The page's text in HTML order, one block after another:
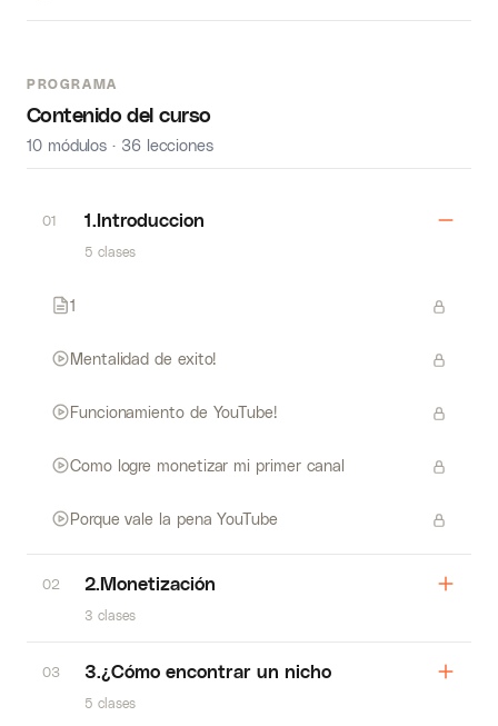
PROGRAMA
Contenido del curso
10 módulos · 36 lecciones
01 1.Introduccion
5 clases
1
Mentalidad de exito!
Funcionamiento de YouTube!
Como logre monetizar mi primer canal
Porque vale la pena YouTube
02 2.Monetización
3 clases
03 3.¿Cómo encontrar un nicho
5 clases